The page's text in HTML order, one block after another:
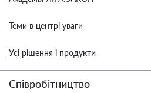
Теми в центрі уваги
Усі рішення і продукти
Співробітництво